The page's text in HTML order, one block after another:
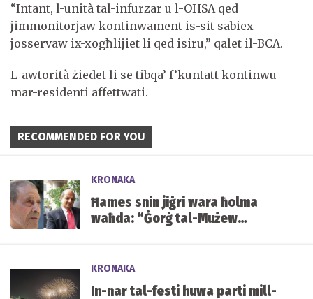
“Intant, l-unità tal-infurzar u l-OHSA qed
jimmonitorjaw kontinwament is-sit sabiex
josservaw ix-xogħlijiet li qed isiru,” qalet il-BCA.
L-awtorità żiedet li se tibqa’ f’kuntatt kontinwu
mar-residenti affettwati.
RECOMMENDED FOR YOU
KRONAKA
Ħames snin jiġri wara ħolma
waħda: “Ġorġ tal-Mużew
KRONAKA
In-nar tal-festi huwa parti mill-